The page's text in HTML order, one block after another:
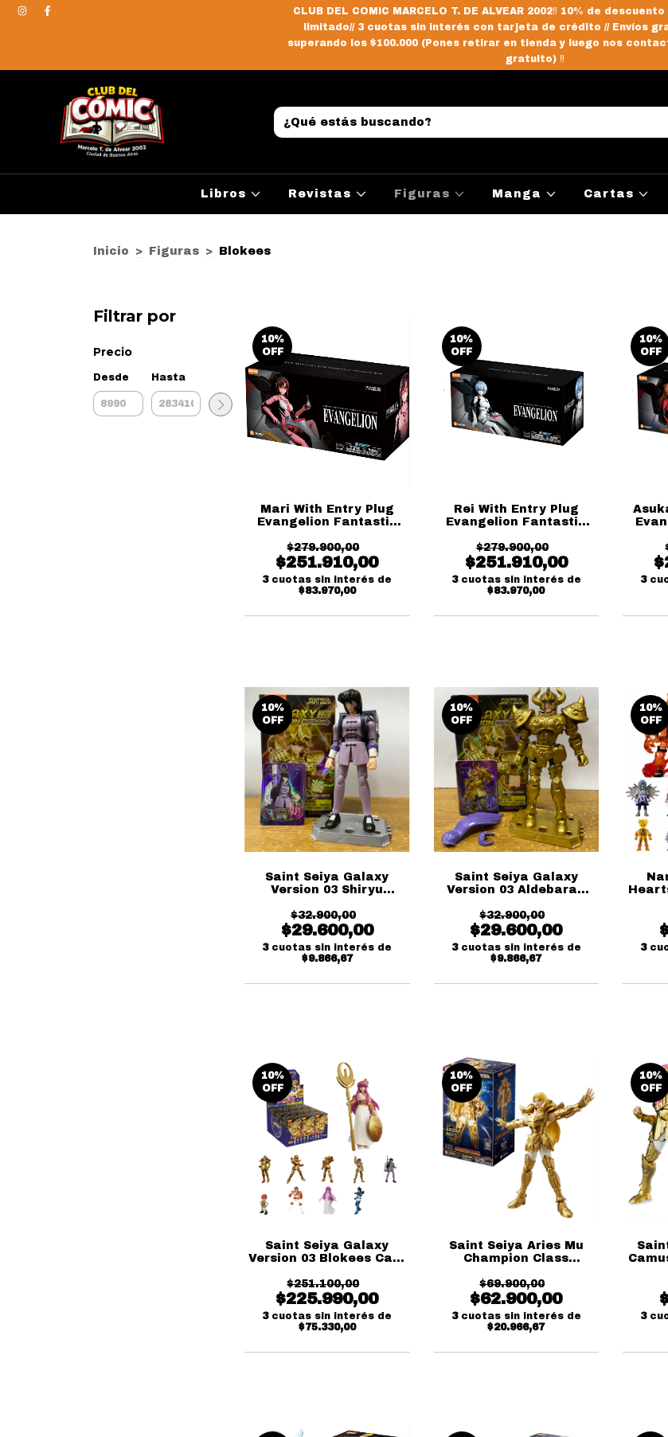
CLUB DEL COMIC MARCELO T. DE ALVEAR 2002‼️ 10% de
limitado// 3 cuotas sin interés con tarjeta de crédito // Envíos
superando los $100.000 (Pones retirar en tienda y luego nos
gratuito) ‼️
Libros Revistas Figuras Manga Cartas
Inicio > Figuras > Blokees
Filtrar por
Precio
Desde Hasta
10%
OFF
Mari With Entry Plug
Evangelion Fantastic
$279.900,00
$251.910,00
3 cuotas sin interés de
$83.970,00
10%
OFF
Rei With Entry Plug
Evangelion Fantastic
$279.900,00
$251.910,00
3 cuotas sin interés de
$83.970,00
10%
OFF
3
10%
OFF
Saint Seiya Galaxy
Version 03 Shiryu
$32.900,00
$29.600,00
3 cuotas sin interés de
$9.866,67
10%
OFF
Saint Seiya Galaxy
Version 03 Aldebaran
$32.900,00
$29.600,00
3 cuotas sin interés de
$9.866,67
10%
OFF
3
10%
OFF
Saint Seiya Galaxy
Version 03 Blokees Caja
$251.100,00
$225.990,00
3 cuotas sin interés de
$75.330,00
10%
OFF
Saint Seiya Aries Mu
Champion Class
$69.900,00
$62.900,00
3 cuotas sin interés de
$20.966,67
10%
OFF
3